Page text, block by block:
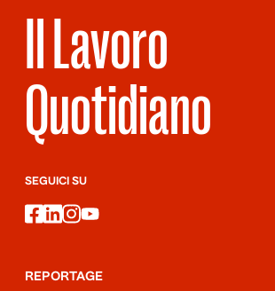
Il Lavoro
Quotidiano
SEGUICI SU
facebook
linkedin
instagram
youtube
REPORTAGE